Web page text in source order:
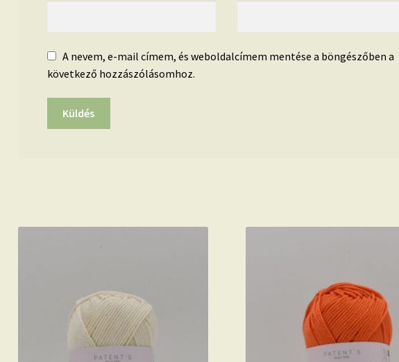
A nevem, e-mail címem, és weboldalcímem mentése a böngészőben a
következő hozzászólásomhoz.